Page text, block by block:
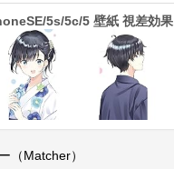
5s/5c/5 壁紙 視差効果
（Matcher）